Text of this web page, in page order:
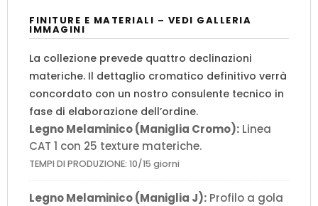
FINITURE E MATERIALI – VEDI GALLERIA
IMMAGINI
La collezione prevede quattro declinazioni
materiche. Il dettaglio cromatico definitivo verrà
concordato con un nostro consulente tecnico in
fase di elaborazione dell’ordine.
Legno Melaminico (Maniglia Cromo): Linea
CAT 1 con 25 texture materiche.
TEMPI DI PRODUZIONE: 10/15 giorni
Legno Melaminico (Maniglia J): Profilo a gola